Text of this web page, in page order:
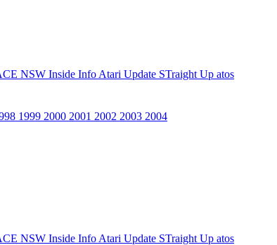
NSW Inside Info Atari Update STraight Up atos
1999 2000 2001 2002 2003 2004
NSW Inside Info Atari Update STraight Up atos